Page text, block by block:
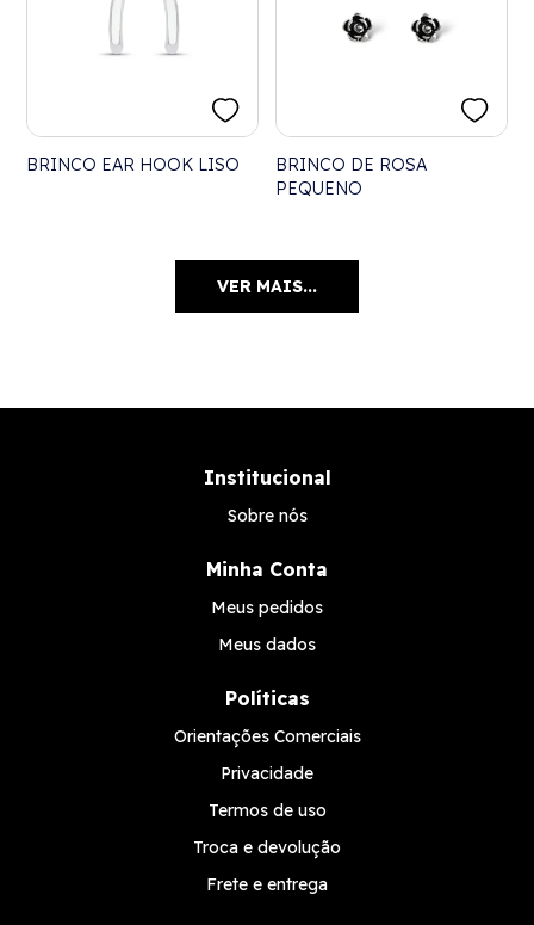
BRINCO EAR HOOK LISO
BRINCO DE ROSA
PEQUENO
VER MAIS...
Institucional
Sobre nós
Minha Conta
Meus pedidos
Meus dados
Políticas
Orientações Comerciais
Privacidade
Termos de uso
Troca e devolução
Frete e entrega